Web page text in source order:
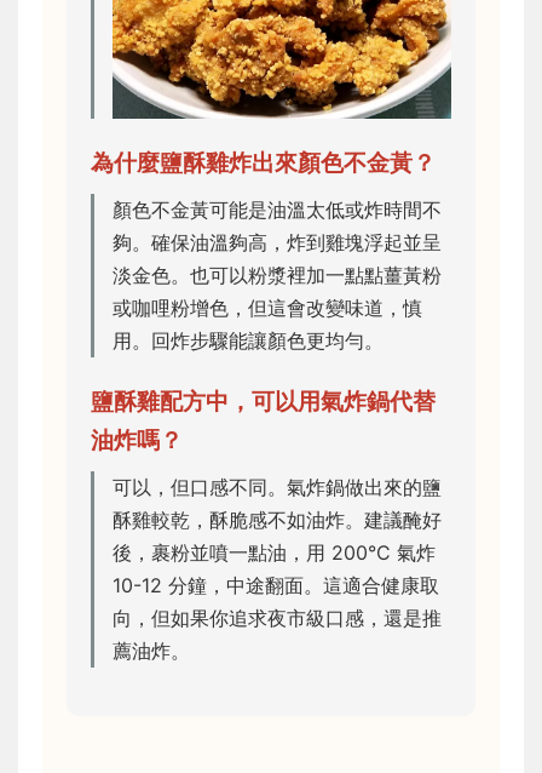
為什麼鹽酥雞炸出來顏色不金黃？
顏色不金黃可能是油溫太低或炸時間不
夠。確保油溫夠高，炸到雞塊浮起並呈
淡金色。也可以粉漿裡加一點點薑黃粉
或咖哩粉增色，但這會改變味道，慎
用。回炸步驟能讓顏色更均勻。
鹽酥雞配方中，可以用氣炸鍋代替
油炸嗎？
可以，但口感不同。氣炸鍋做出來的鹽
酥雞較乾，酥脆感不如油炸。建議醃好
後，裹粉並噴一點油，用 200°C 氣炸
10-12 分鐘，中途翻面。這適合健康取
向，但如果你追求夜市級口感，還是推
薦油炸。